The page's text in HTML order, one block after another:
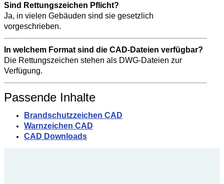
Sind Rettungszeichen Pflicht?
Ja, in vielen Gebäuden sind sie gesetzlich
vorgeschrieben.
In welchem Format sind die CAD-Dateien verfügbar?
Die Rettungszeichen stehen als DWG-Dateien zur
Verfügung.
Passende Inhalte
Brandschutzzeichen CAD
Warnzeichen CAD
CAD Downloads